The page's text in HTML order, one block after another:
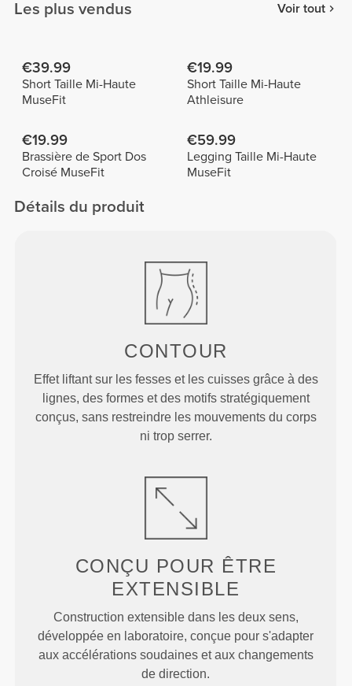
Les plus vendus Voir tout
€39.99
Short Taille Mi-Haute
MuseFit
€19.99
Short Taille Mi-Haute
Athleisure
€19.99
Brassière de Sport Dos
Croisé MuseFit
€59.99
Legging Taille Mi-Haute
MuseFit
Détails du produit
CONTOUR
Effet liftant sur les fesses et les cuisses grâce à des
lignes, des formes et des motifs stratégiquement
conçus, sans restreindre les mouvements du corps
ni trop serrer.
CONÇU POUR ÊTRE
EXTENSIBLE
Construction extensible dans les deux sens,
développée en laboratoire, conçue pour s'adapter
aux accélérations soudaines et aux changements
de direction.